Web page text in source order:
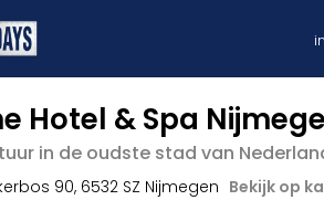
Hotel & Spa
in de oudste stad van
90, 6532 SZ Nijmegen Bekijk op